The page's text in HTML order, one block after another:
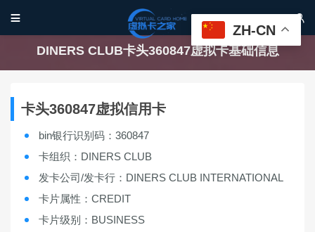
 
DINERS CLUB卡头360847虚拟卡基础信息
卡头360847虚拟信用卡
bin银行识别码：360847
卡组织：DINERS CLUB
发卡公司/发卡行：DINERS CLUB INTERNATIONAL
卡片属性：CREDIT
卡片级别：BUSINESS
ZH-CN